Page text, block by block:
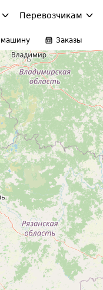
Перевозчикам
машину Заказы